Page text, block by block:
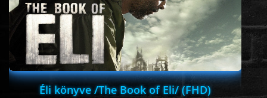
HORROR
SCI-FI
ANIMÁCIÓSÉli könyve /The Book of Eli/ (FHD)